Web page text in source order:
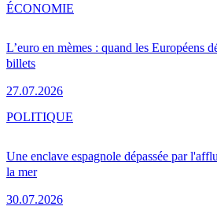
L’euro en mèmes : quand les Européens
billets
27.07.2026
ÉCONOMIE
Une enclave espagnole dépassée par
la mer
30.07.2026
POLITIQUE